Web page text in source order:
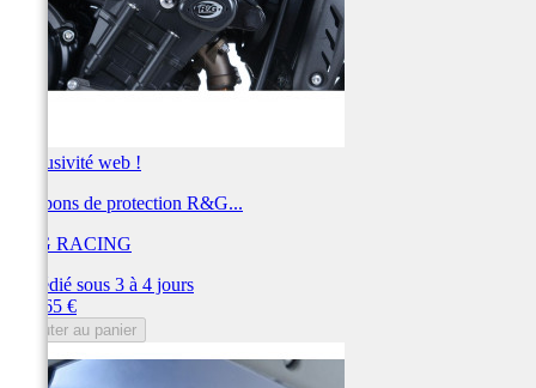
Exclusivité web !
Tampons de protection R&G...
R&G RACING
Expédié sous 3 à 4 jours
275,65 €
Ajouter au panier